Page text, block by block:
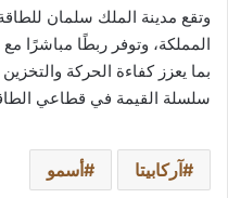
وتقع مدينة الملك سلمان
المملكة، وتوفر ربطًا مباشرًا
بما يعزز كفاءة الحركة
سلسلة القيمة في قطاعي
آركابيتا أسمو